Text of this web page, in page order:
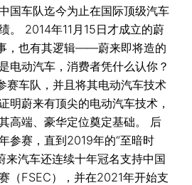
国车队迄今为止在国际顶级汽车
。 2014年11月15日才成立的蔚
，也有其逻辑——蔚来即将造的
电动汽车，消费者凭什么认你？
赛车队，并且将其电动汽车技术
蔚来有顶尖的电动汽车技术，
高端、豪华定位奠定基础。 后
参赛，直到2019年的“至暗时
来汽车还连续十年冠名支持中国
（FSEC），并在2021年开始支